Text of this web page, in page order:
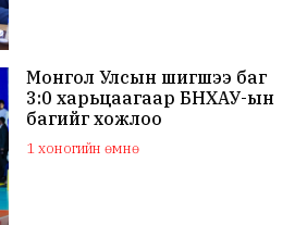
Монгол Улсын шигшээ баг
3:0 харьцаагаар БНХАУ-ын
багийг хожлоо
1 хоногийн өмнө